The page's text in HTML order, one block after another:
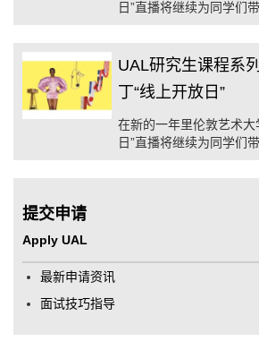
日”直播将继续为同学们
UAL研究生课程系
丁“线上开放日”
在新的一年里伦敦艺术
日”直播将继续为同学们
提交申请
Apply UAL
最新申请资讯
面试技巧指导